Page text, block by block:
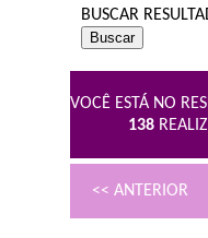
BUSCAR
VOCÊ ESTÁ NO
138
<< ANTERIOR